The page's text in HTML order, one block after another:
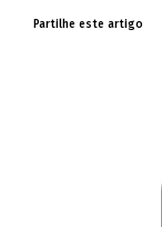
Partilhe este artigo